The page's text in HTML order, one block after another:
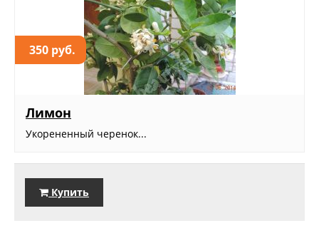
350 руб.
Лимон
Укорененный черенок...
Купить